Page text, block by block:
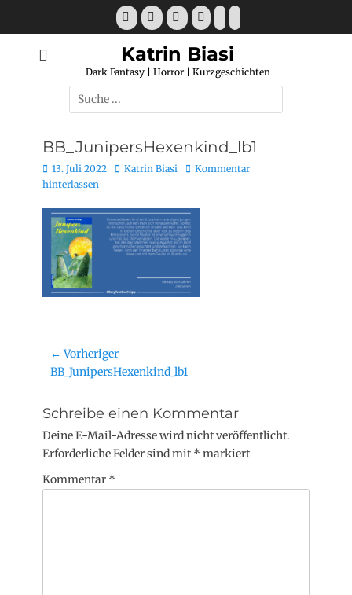
Katrin Biasi
Dark Fantasy | Horror | Kurzgeschichten
BB_JunipersHexenkind_lb1
13. Juli 2022 Katrin Biasi
Kommentar
hinterlassen
← Vorheriger
BB_JunipersHexenkind_lb1
Schreibe einen Kommentar
Deine E-Mail-Adresse wird nicht veröffentlicht.
Erforderliche Felder sind mit * markiert
Kommentar *